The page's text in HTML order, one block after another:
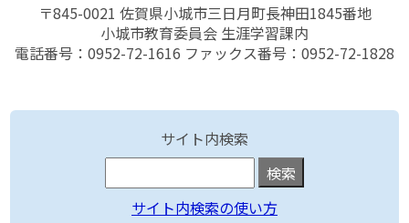
〒845-0021 佐賀県小城市三日月町長神田1845番地
小城市教育委員会 生涯学習課内
電話番号：0952-72-1616 ファックス番号：0952-72-1828
サイト内検索
サイト内検索の使い方